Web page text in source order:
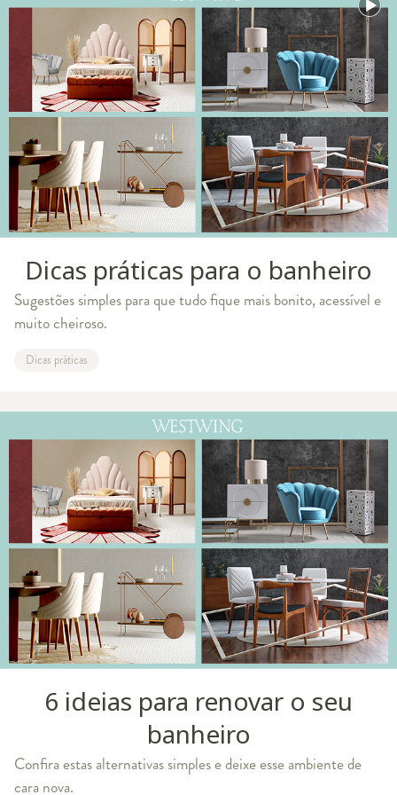
Dicas práticas para o banheiro
Sugestões simples para que tudo fique mais bonito, acessível e
muito cheiroso.
Dicas práticas
6 ideias para renovar o seu
banheiro
Confira estas alternativas simples e deixe esse ambiente de
cara nova.